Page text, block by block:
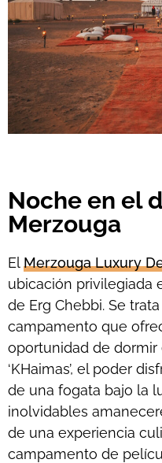
Noche en el
Merzouga
ElMerzouga Luxury
ubicación privilegiada
de Erg Chebbi. Se
campamento que
oportunidad de dormir
‘KHaimas’, el poder
de una fogata bajo la
inolvidables
de una experiencia
campamento de